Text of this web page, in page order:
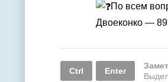
По всем
Двоеконко —
Ctrl Enter